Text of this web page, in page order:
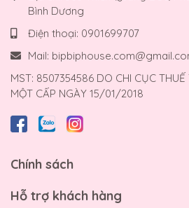
Bình Dương
Điện thoại: 0901699707
Mail:
MST: 8507354586 DO CHI CỤC
MỘT CẤP NGÀY 15/01/2018
Chính sách
Hỗ trợ khách hàng